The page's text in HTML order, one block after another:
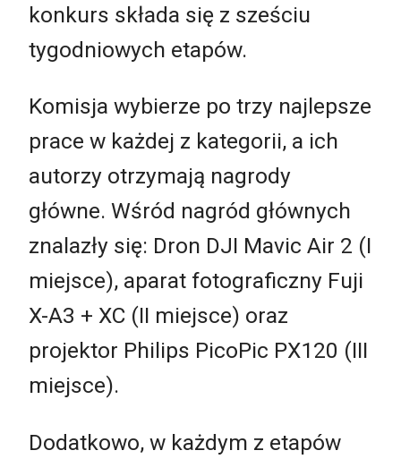
konkurs składa się z sześciu
tygodniowych etapów.
Komisja wybierze po trzy najlepsze
prace w każdej z kategorii, a ich
autorzy otrzymają nagrody
główne. Wśród nagród głównych
znalazły się: Dron DJI Mavic Air 2 (I
miejsce), aparat fotograficzny Fuji
X-A3 + XC (II miejsce) oraz
projektor Philips PicoPic PX120 (III
miejsce).
Dodatkowo, w każdym z etapów